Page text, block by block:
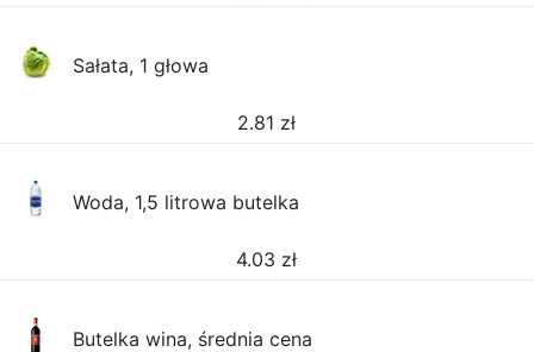
Sałata, 1 głowa
2.81 zł
Woda, 1,5 litrowa butelka
4.03 zł
Butelka wina, średnia cena